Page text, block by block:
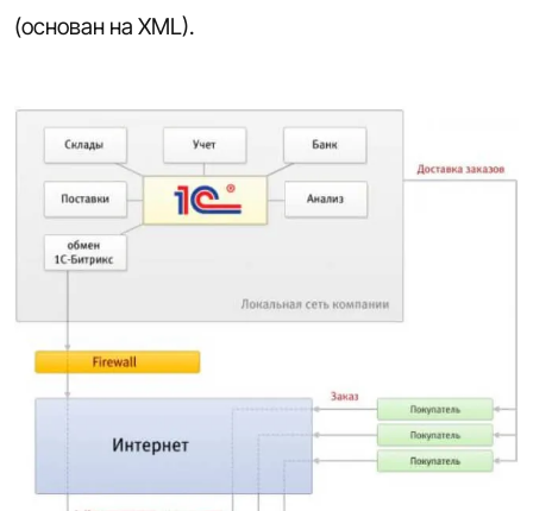
(основан на XML).